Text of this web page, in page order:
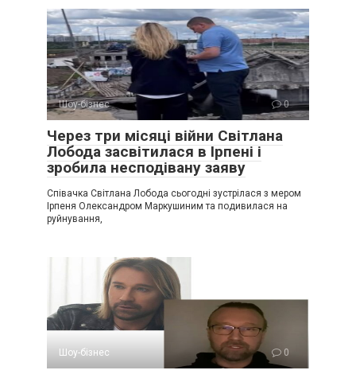
Шоу-бізнес 0
Через три місяці війни Світлана
Лобода засвітилася в Ірпені і
зробила несподівану заяву
Співачка Світлана Лобода сьогодні зустрілася з мером
Ірпеня Олександром Маркушиним та подивилася на
руйнування,
Шоу-бізнес 0